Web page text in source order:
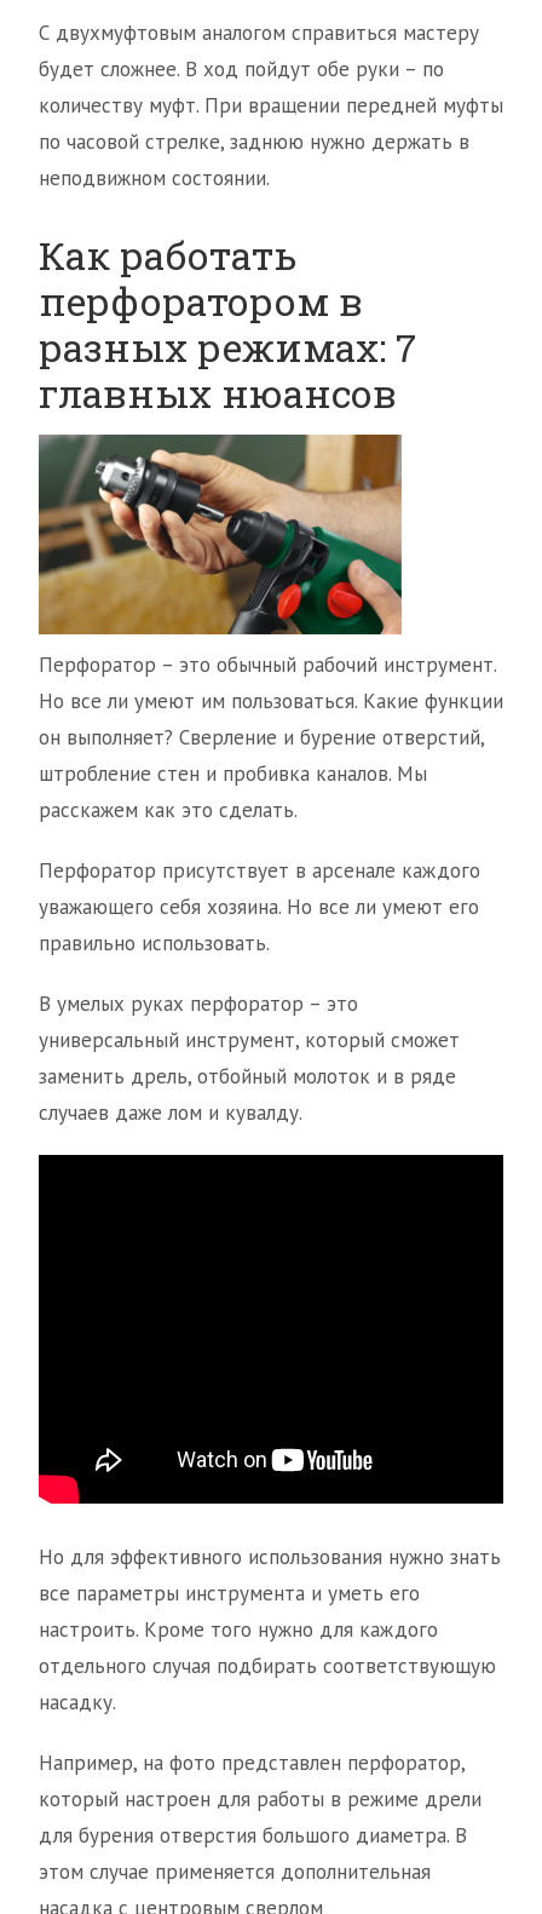
С двухмуфтовым аналогом справиться мастеру
будет сложнее. В ход пойдут обе руки – по
количеству муфт. При вращении передней муфты
по часовой стрелке, заднюю нужно держать в
неподвижном состоянии.
Как работать
перфоратором в
разных режимах: 7
главных нюансов
Перфоратор – это обычный рабочий инструмент.
Но все ли умеют им пользоваться. Какие функции
он выполняет? Сверление и бурение отверстий,
штробление стен и пробивка каналов. Мы
расскажем как это сделать.
Перфоратор присутствует в арсенале каждого
уважающего себя хозяина. Но все ли умеют его
правильно использовать.
В умелых руках перфоратор – это
универсальный инструмент, который сможет
заменить дрель, отбойный молоток и в ряде
случаев даже лом и кувалду.
Но для эффективного использования нужно знать
все параметры инструмента и уметь его
настроить. Кроме того нужно для каждого
отдельного случая подбирать соответствующую
насадку.
Например, на фото представлен перфоратор,
который настроен для работы в режиме дрели
для бурения отверстия большого диаметра. В
этом случае применяется дополнительная
насадка с центровым сверлом